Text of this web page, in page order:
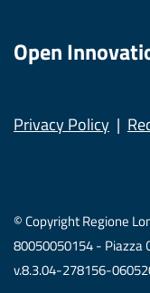
Open
Privacy Policy
© Copyright Regione
80050050154 - Piazza
v.8.3.04-278156-